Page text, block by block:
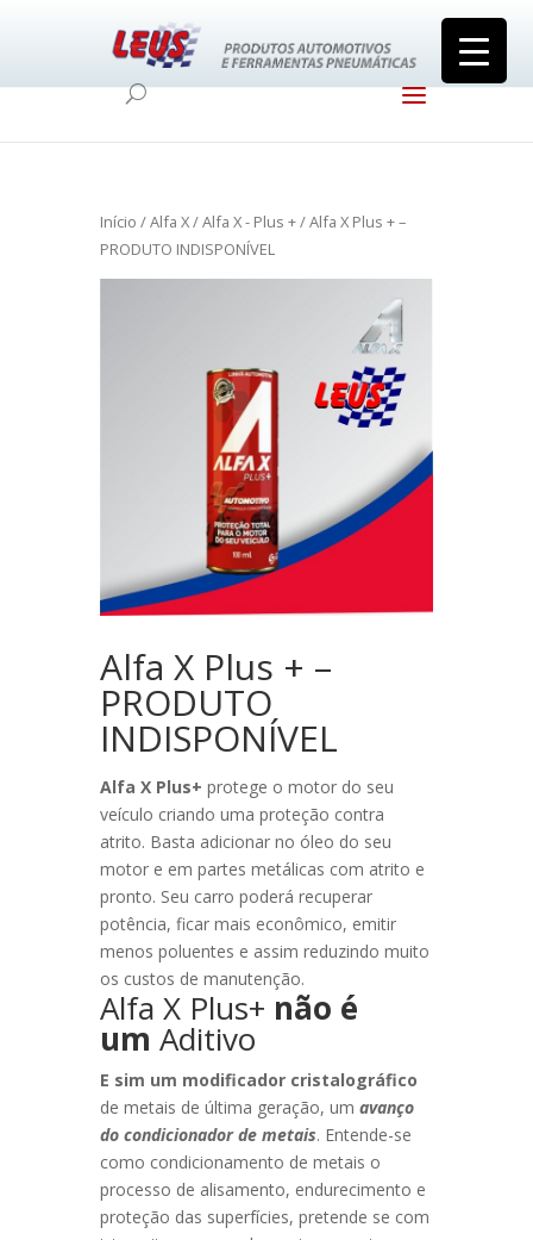
Início /Alfa X/Alfa X - Plus +/ Alfa X Plus + –
PRODUTO INDISPONÍVEL
Alfa X Plus + –
PRODUTO
INDISPONÍVEL
Alfa X Plus+ protege o motor do seu
veículo criando uma proteção contra
atrito. Basta adicionar no óleo do seu
motor e em partes metálicas com atrito e
pronto. Seu carro poderá recuperar
potência, ficar mais econômico, emitir
menos poluentes e assim reduzindo muito
os custos de manutenção.
Alfa X Plus+ não é
um Aditivo
E sim um modificador cristalográfico
de metais de última geração, um avanço
do condicionador de metais. Entende-se
como condicionamento de metais o
processo de alisamento, endurecimento e
proteção das superfícies, pretende se com